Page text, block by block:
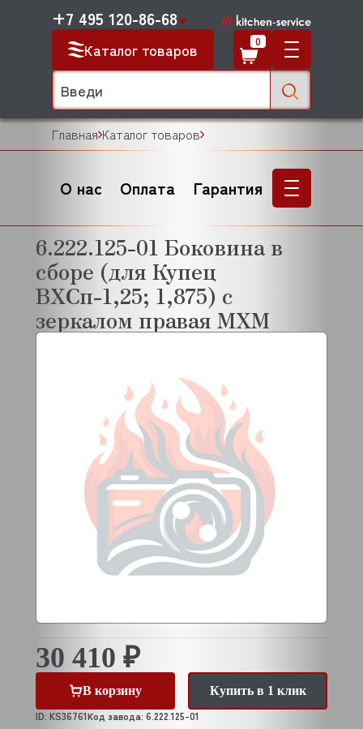
Каталог товаров
+7 495 120-86-68
0
Главная Каталог товаров
О нас Оплата Гарантия
6.222.125-01 Боковина в
сборе (для Купец
ВХСп-1,25; 1,875) с
зеркалом правая МХМ
30 410 ₽
В корзину
Купить в 1 клик
ID: KS36761Код завода: 6.222.125-01